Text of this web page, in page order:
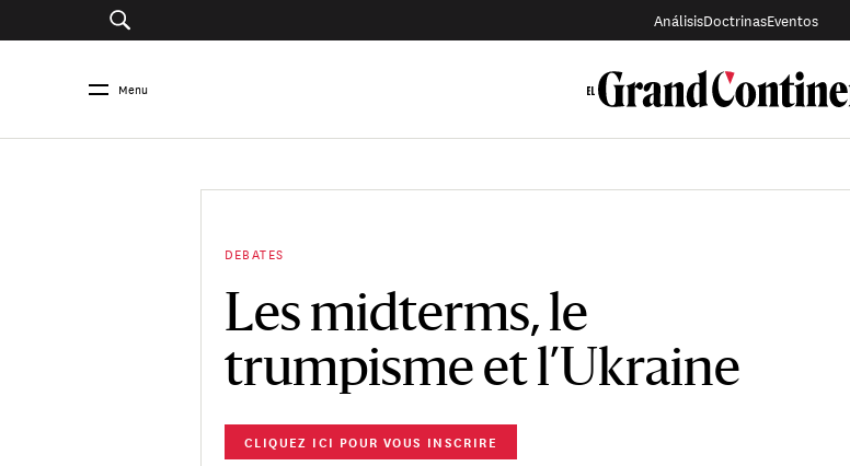
AnálisisDoctrinasEventos
Menu
DEBATES
Les midterms, le
trumpisme et l’Ukraine
CLIQUEZ ICI POUR VOUS INSCRIRE